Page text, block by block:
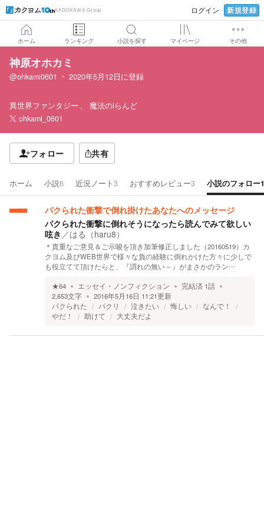
KADOKAWA Group ログイン 新規登録
ホーム ランキング 小説を探す マイページ その他
神原オホカミ
@ohkami0601 2020年5月12日に登録
異世界ファンタジー
魔法のiらんど
ohkami_0601
フォロー 共有
ホーム 小説6 近況ノート3 おすすめレビュー3 小説のフォロー1
パクられた衝撃で倒れ掛けたあなたへのメッセージ
パクられた衝撃に倒れそうになったら読んでみて欲しい
呟き ／はる（haru8）
＊貴重なご意見＆ご示唆を頂き加筆修正しました（20160519）カ
クヨム及びWEB世界で様々な負の経験に倒れかけた方々に少しで
も役立てて頂けたらと、『謂れの無い～』がまさかのラン…
★64 エッセイ・ノンフィクション 完結済 1話
2,653文字 2016年5月16日 11:21更新
パクられた
パクリ 泣きたい 悔しい
なんで！
やだ！
助けて 大丈夫だよ